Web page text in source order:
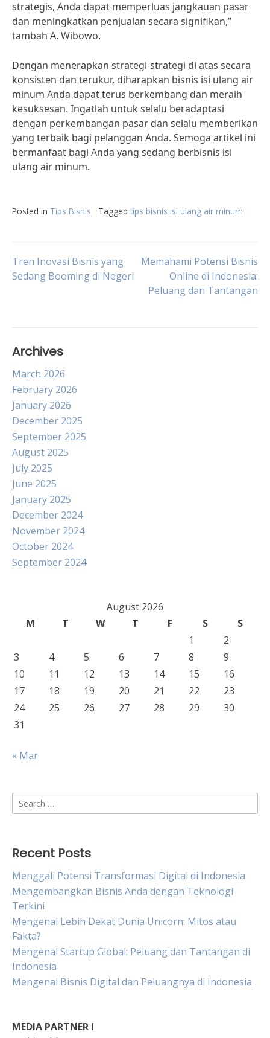
strategis, Anda dapat memperluas jangkauan pasar
dan meningkatkan penjualan secara signifikan,”
tambah A. Wibowo.
Dengan menerapkan strategi-strategi di atas secara
konsisten dan terukur, diharapkan bisnis isi ulang air
minum Anda dapat terus berkembang dan meraih
kesuksesan. Ingatlah untuk selalu beradaptasi
dengan perkembangan pasar dan selalu memberikan
yang terbaik bagi pelanggan Anda. Semoga artikel ini
bermanfaat bagi Anda yang sedang berbisnis isi
ulang air minum.
Posted in Tips Bisnis Tagged tips bisnis isi ulang air minum
Post
Tren Inovasi Bisnis yang
Sedang Booming di Negeri
Memahami Potensi Bisnis
Online di Indonesia:
Peluang dan Tantangan
Archives
March 2026
February 2026
January 2026
December 2025
September 2025
August 2025
July 2025
June 2025
January 2025
December 2024
November 2024
October 2024
September 2024
August 2026
M
T W T F S
S
1
2
3
4 5 6 7 8
9
10
11 12 13 14 15
16
17
18 19 20 21 22
23
24
25 26 27 28 29
30
31
« Mar
Search
for:
Recent Posts
Menggali Potensi Transformasi Digital di Indonesia
Mengembangkan Bisnis Anda dengan Teknologi
Terkini
Mengenal Lebih Dekat Dunia Unicorn: Mitos atau
Fakta?
Mengenal Startup Global: Peluang dan Tantangan di
Indonesia
Mengenal Bisnis Digital dan Peluangnya di Indonesia
MEDIA PARTNER I